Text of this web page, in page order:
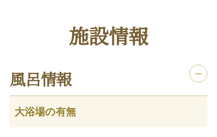
施設情報
風呂情報
大浴場の有無